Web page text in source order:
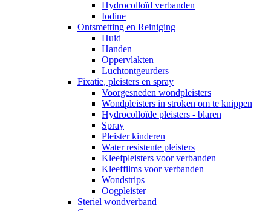
Hydrocolloïd verbanden
Iodine
Ontsmetting en Reiniging
Huid
Handen
Oppervlakten
Luchtontgeurders
Fixatie, pleisters en spray
Voorgesneden wondpleisters
Wondpleisters in stroken om te knippen
Hydrocolloïde pleisters - blaren
Spray
Pleister kinderen
Water resistente pleisters
Kleefpleisters voor verbanden
Kleeffilms voor verbanden
Wondstrips
Oogpleister
Steriel wondverband